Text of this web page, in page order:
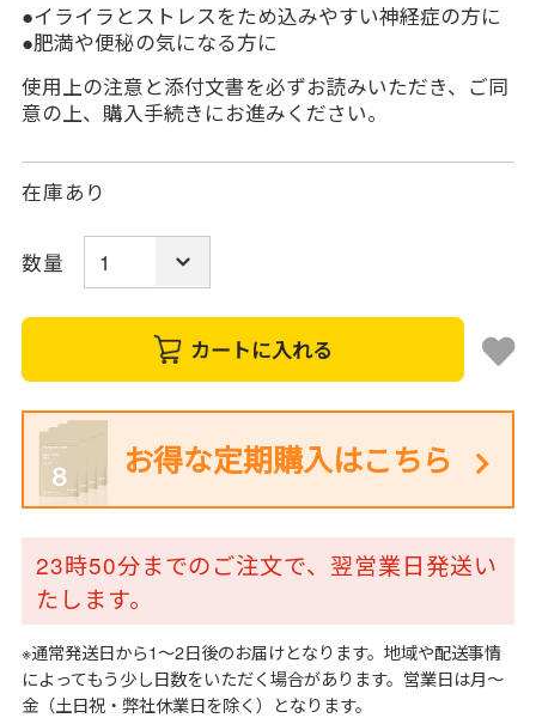
●イライラとストレスをため込みやすい神経症の方に
●肥満や便秘の気になる方に
使用上の注意と添付文書を必ずお読みいただき、ご同
意の上、購入手続きにお進みください。
在庫あり
数量
カートに入れる
お得な定期購入はこちら
23時50分までのご注文で、翌営業日発送い
たします。
※通常発送日から1～2日後のお届けとなります。地域や配送事情
によってもう少し日数をいただく場合があります。営業日は月～
金（土日祝・弊社休業日を除く）となります。